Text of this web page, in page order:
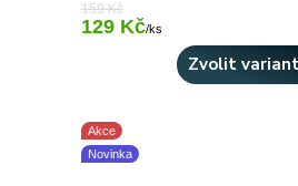
159 Kč
129 Kč/ks
Zvolit
Akce
Novinka